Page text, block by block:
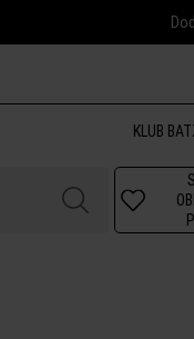
KLUB